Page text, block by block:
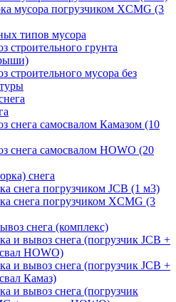
мусора погрузчиком XCMG (3
типов мусора
строительного грунта
строительного мусора без
снега самосвалом Камазом (10
снега самосвалом HOWO (20
снега
снега погрузчиком JCB (1 м3)
снега погрузчиком XCMG (3
снега (комплекс)
и вывоз снега (погрузчик JCB +
HOWO)
и вывоз снега (погрузчик JCB +
Камаз)
и вывоз снега (погрузчик